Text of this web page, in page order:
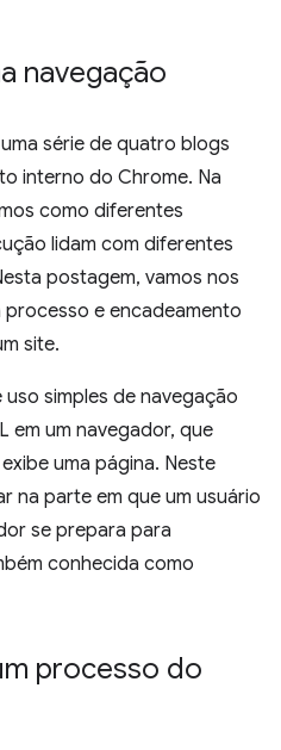
navegação
série de quatro blogs
interno do Chrome. Na
como diferentes
lidam com diferentes
postagem, vamos nos
e encadeamento
site.
simples de navegação
em um navegador, que
uma página. Neste
na parte em que um usuário
se prepara para
conhecida como
processo do